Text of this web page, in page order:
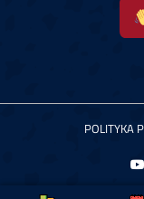
POLITYKA